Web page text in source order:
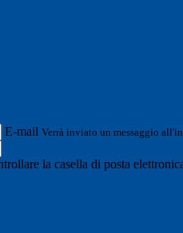
E-mail Verrà inviato un messaggio
la casella di posta